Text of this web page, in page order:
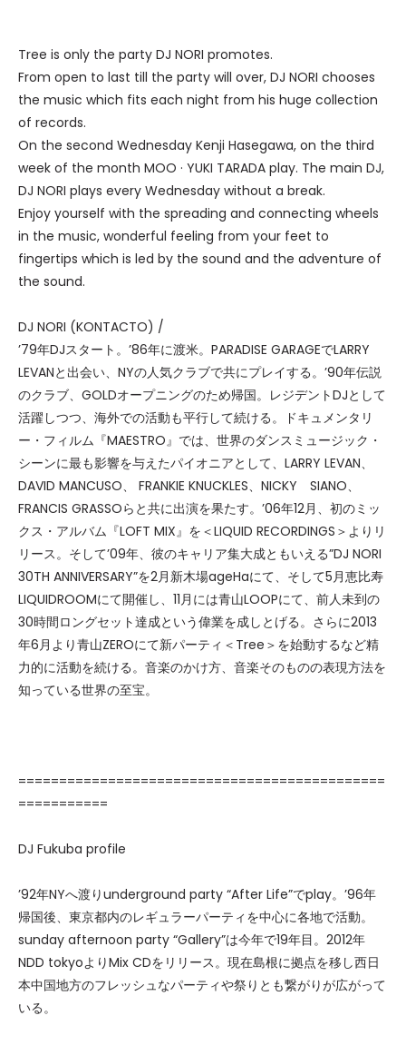
Tree is only the party DJ NORI promotes.
From open to last till the party will over, DJ NORI chooses
the music which fits each night from his huge collection
of records.
On the second Wednesday Kenji Hasegawa, on the third
week of the month MOO · YUKI TARADA play. The main DJ,
DJ NORI plays every Wednesday without a break.
Enjoy yourself with the spreading and connecting wheels
in the music, wonderful feeling from your feet to
fingertips which is led by the sound and the adventure of
the sound.
DJ NORI (KONTACTO) /
’79年DJスタート。’86年に渡米。PARADISE GARAGEでLARRY
LEVANと出会い、NYの人気クラブで共にプレイする。’90年伝説
のクラブ、GOLDオープニングのため帰国。レジデントDJとして
活躍しつつ、海外での活動も平行して続ける。ドキュメンタリ
ー・フィルム『MAESTRO』では、世界のダンスミュージック・
シーンに最も影響を与えたパイオニアとして、LARRY LEVAN、
DAVID MANCUSO、 FRANKIE KNUCKLES、NICKY SIANO、
FRANCIS GRASSOらと共に出演を果たす。’06年12月、初のミッ
クス・アルバム『LOFT MIX』を＜LIQUID RECORDINGS＞よりリ
リース。そして’09年、彼のキャリア集大成ともいえる”DJ NORI
30TH ANNIVERSARY”を2月新木場ageHaにて、そして5月恵比寿
LIQUIDROOMにて開催し、11月には青山LOOPにて、前人未到の
30時間ロングセット達成という偉業を成しとげる。さらに2013
年6月より青山ZEROにて新パーティ＜Tree＞を始動するなど精
力的に活動を続ける。音楽のかけ方、音楽そのものの表現方法を
知っている世界の至宝。
=============================================
===========
DJ Fukuba profile
’92年NYへ渡りunderground party “After Life”でplay。’96年
帰国後、東京都内のレギュラーパーティを中心に各地で活動。
sunday afternoon party “Gallery”は今年で19年目。2012年
NDD tokyoよりMix CDをリリース。現在島根に拠点を移し西日
本中国地方のフレッシュなパーティや祭りとも繋がりが広がって
いる。